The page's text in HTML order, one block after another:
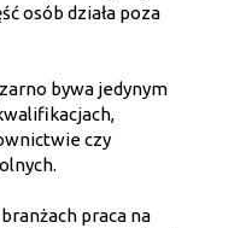
osób działa poza
bywa jedynym
czy
praca na